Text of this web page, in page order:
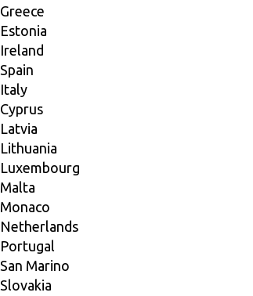
Greece
Estonia
Ireland
Spain
Italy
Cyprus
Latvia
Lithuania
Luxembourg
Malta
Monaco
Netherlands
Portugal
San Marino
Slovakia